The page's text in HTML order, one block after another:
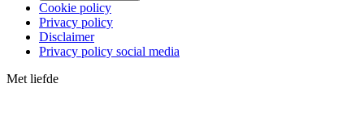
Cookie policy
Privacy policy
Disclaimer
Privacy policy social media
Met liefde